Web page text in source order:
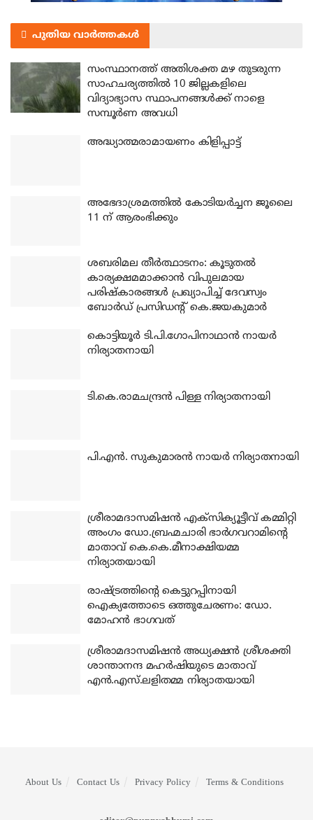
പുതിയ വാർത്തകൾ
സംസ്ഥാനത്ത് അതിശക്ത മഴ തുടരുന്ന
സാഹചര്യത്തിൽ 10 ജില്ലകളിലെ
വിദ്യാഭ്യാസ സ്ഥാപനങ്ങൾക്ക് നാളെ
സമ്പൂർണ അവധി
അദ്ധ്യാത്മരാമായണം കിളിപ്പാട്ട്
അഭേദാശ്രമത്തില്‍ കോടിയര്‍ച്ചന ജൂലൈ
11 ന് ആരംഭിക്കും
ശബരിമല തീര്‍ത്ഥാടനം: കൂടുതല്‍
കാര്യക്ഷമമാക്കാന്‍ വിപുലമായ
പരിഷ്‌കാരങ്ങള്‍ പ്രഖ്യാപിച്ച് ദേവസ്വം
ബോര്‍ഡ് പ്രസിഡന്റ് കെ.ജയകുമാര്‍
കൊട്ടിയൂര്‍ ടി.പി.ഗോപിനാഥാന്‍ നായര്‍
നിര്യാതനായി
ടി.കെ.രാമചന്ദ്രന്‍ പിള്ള നിര്യാതനായി
പി.എന്‍. സുകുമാരന്‍ നായര്‍ നിര്യാതനായി
ശ്രീരാമദാസമിഷന്‍ എക്‌സിക്യൂട്ടീവ് കമ്മിറ്റി
അംഗം ഡോ.ബ്രഹ്മചാരി ഭാര്‍ഗവറാമിന്റെ
മാതാവ് കെ.കെ.മീനാക്ഷിയമ്മ
നിര്യാതയായി
രാഷ്ട്രത്തിന്റെ കെട്ടുറപ്പിനായി
ഐക്യത്തോടെ ഒത്തുചേരണം: ഡോ.
മോഹന്‍ ഭാഗവത്
ശ്രീരാമദാസമിഷന്‍ അധ്യക്ഷന്‍ ശ്രീശക്തി
ശാന്താനന്ദ മഹര്‍ഷിയുടെ മാതാവ്
എന്‍.എസ്.ലളിതമ്മ നിര്യാതയായി
About Us Contact Us Privacy Policy Terms & Conditions